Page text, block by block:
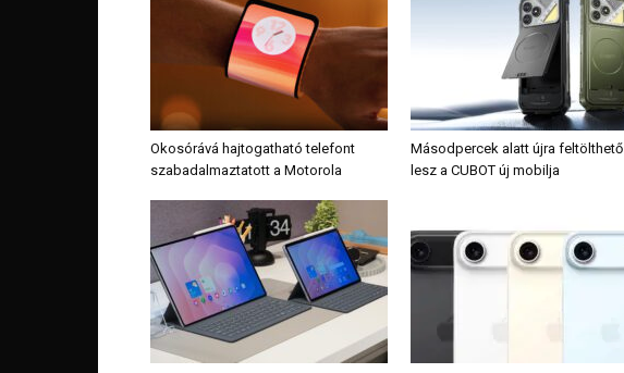
Okosórává hajtogatható telefont
szabadalmaztatott a Motorola
Másodpercek alatt újra feltölthető
lesz a CUBOT új mobilja